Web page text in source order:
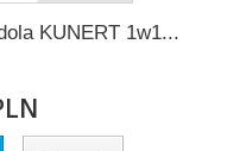
KUNERT 1w1...